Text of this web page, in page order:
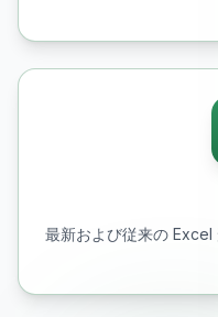
最新および従来の Excel